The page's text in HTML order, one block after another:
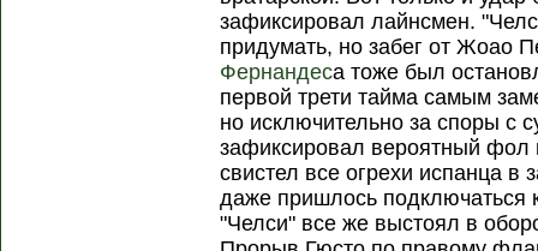
зафиксировал лайнсмен.
придумать, но забег от Жоао
Фернандеса тоже был
первой трети тайма самым
но исключительно за споры с
зафиксировал вероятный фол
свистел все огрехи испанца в
даже пришлось подключаться
"Челси" все же выстоял в